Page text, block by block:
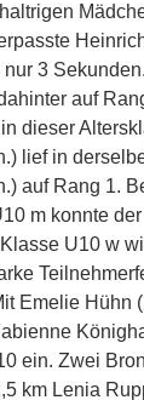
3
auf
dieser
lief in
auf Rang 1.
m konnte
U10 w
Emelie Hühn
ein. Zwei
km Lenia